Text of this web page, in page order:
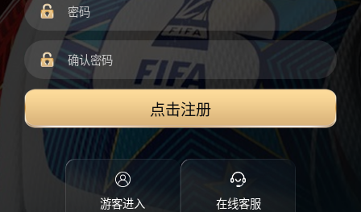
点击注册
游客进入 在线客服